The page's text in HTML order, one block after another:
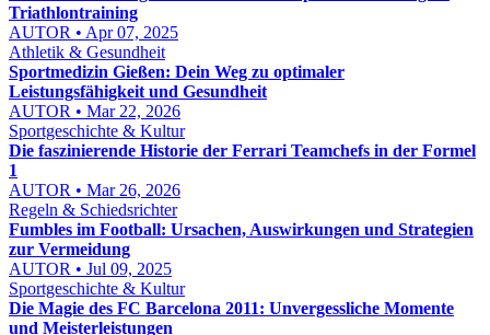
Triathlontraining
AUTOR • Apr 07, 2025
Athletik & Gesundheit
Sportmedizin Gießen: Dein Weg zu optimaler
Leistungsfähigkeit und Gesundheit
AUTOR • Mar 22, 2026
Sportgeschichte & Kultur
Die faszinierende Historie der Ferrari Teamchefs in der Formel
1
AUTOR • Mar 26, 2026
Regeln & Schiedsrichter
Fumbles im Football: Ursachen, Auswirkungen und Strategien
zur Vermeidung
AUTOR • Jul 09, 2025
Sportgeschichte & Kultur
Die Magie des FC Barcelona 2011: Unvergessliche Momente
und Meisterleistungen